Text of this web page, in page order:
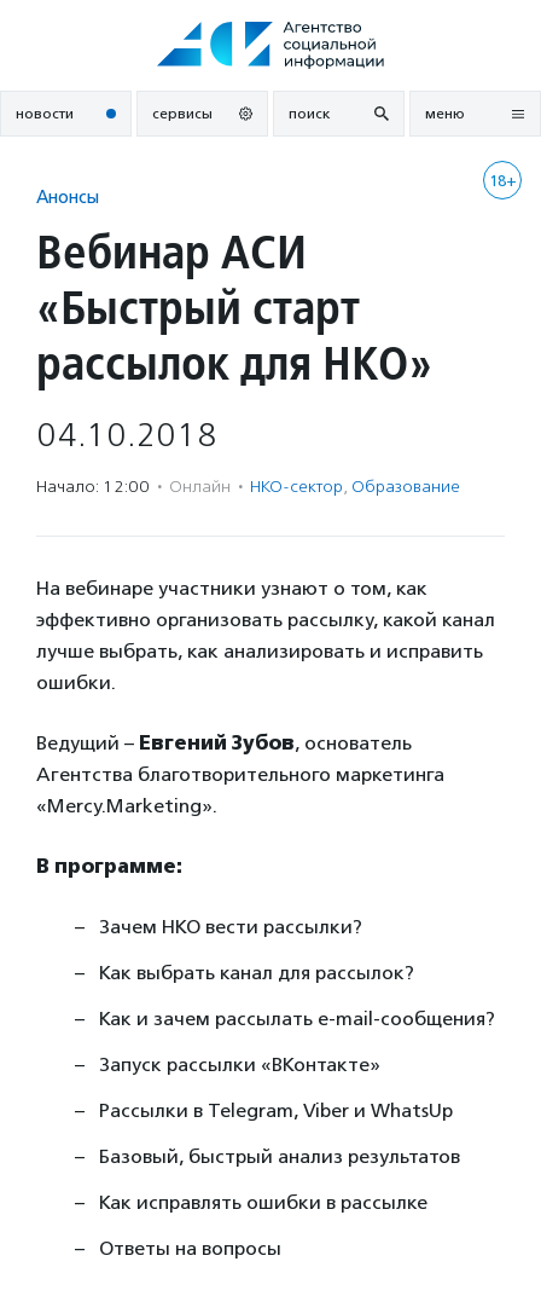
новости сервисы поиск меню
18+
Анонсы
Вебинар АСИ
«Быстрый старт
рассылок для НКО»
04.10.2018
Начало: 12:00 · Онлайн · НКО-сектор, Образование
На вебинаре участники узнают о том, как
эффективно организовать рассылку, какой канал
лучше выбрать, как анализировать и исправить
ошибки.
Ведущий – Евгений Зубов, основатель
Агентства благотворительного маркетинга
«Mercy.Marketing».
В программе:
Зачем НКО вести рассылки?
Как выбрать канал для рассылок?
Как и зачем рассылать e-mail-сообщения?
Запуск рассылки «ВКонтакте»
Рассылки в Telegram, Viber и WhatsUp
Базовый, быстрый анализ результатов
Как исправлять ошибки в рассылке
Ответы на вопросы